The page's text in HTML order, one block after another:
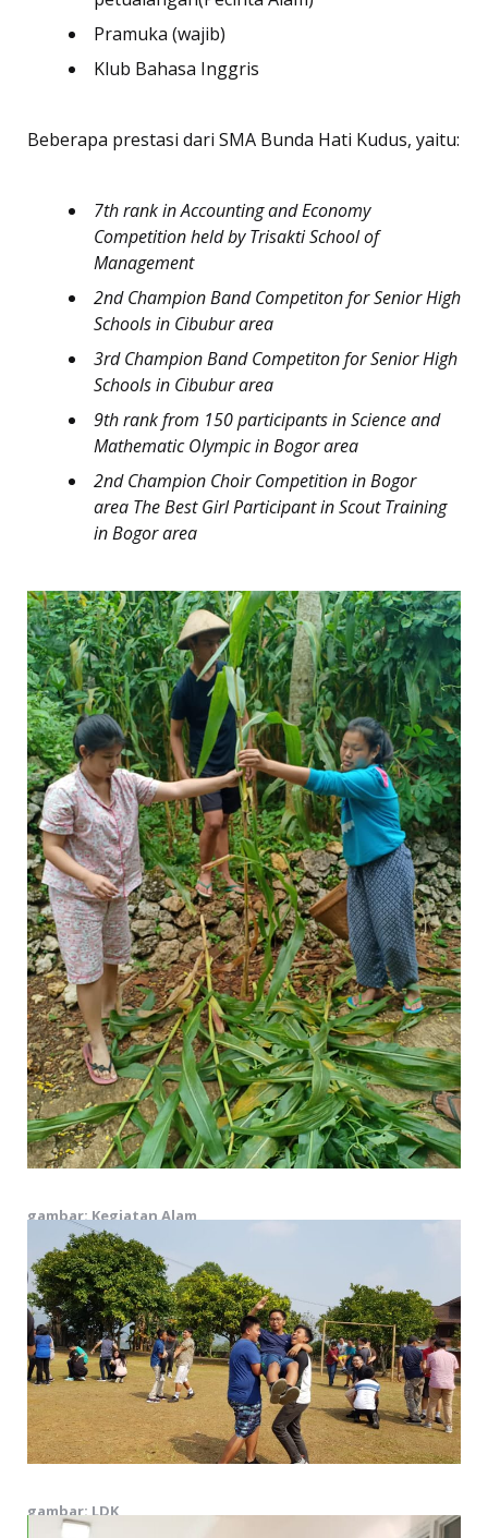
Pramuka (wajib)
Klub Bahasa Inggris
Beberapa prestasi dari SMA Bunda Hati Kudus, yaitu:
7th rank in Accounting and Economy
Competition held by Trisakti School of
Management
2nd Champion Band Competiton for Senior High
Schools in Cibubur area
3rd Champion Band Competiton for Senior High
Schools in Cibubur area
9th rank from 150 participants in Science and
Mathematic Olympic in Bogor area
2nd Champion Choir Competition in Bogor
area The Best Girl Participant in Scout Training
in Bogor area
gambar: Kegiatan Alam
gambar: LDK